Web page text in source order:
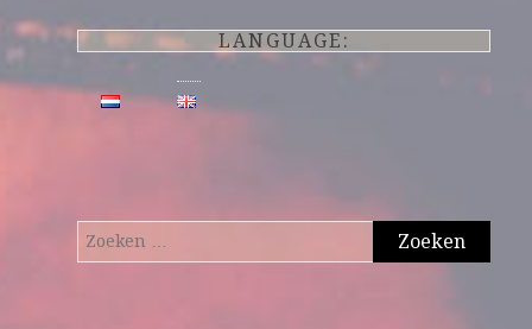
LANGUAGE:
Zoeken